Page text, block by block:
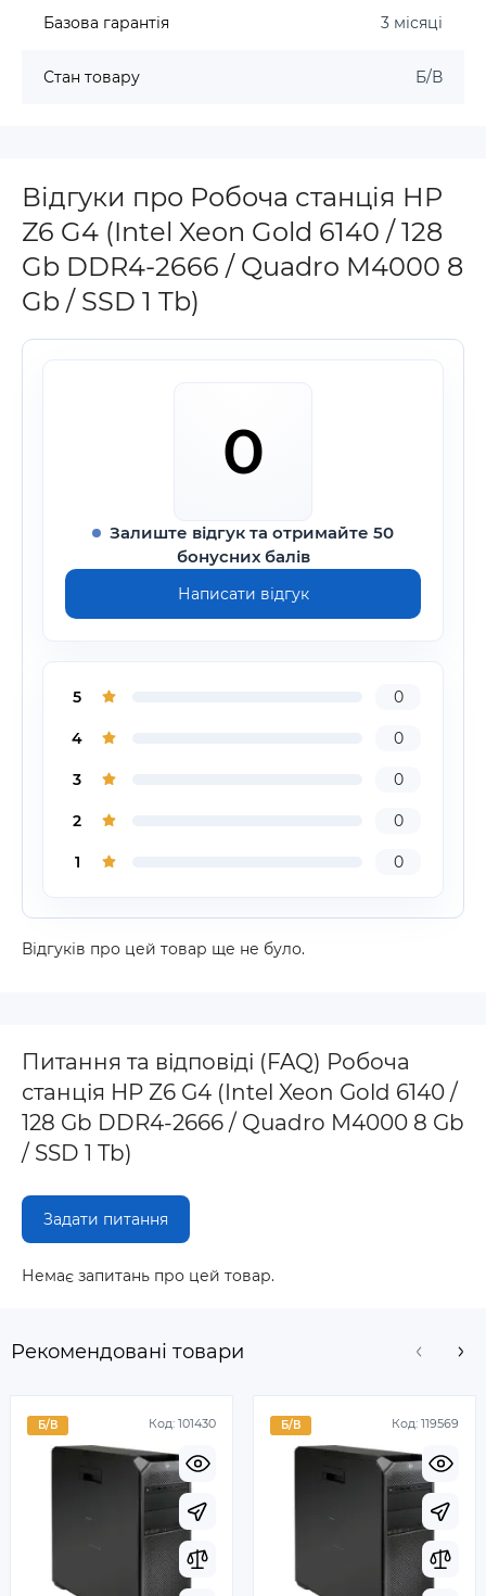
Базова гарантія 3 місяці
Стан товару Б/В
Відгуки про Робоча станція HP
Z6 G4 (Intel Xeon Gold 6140 / 128
Gb DDR4-2666 / Quadro M4000 8
Gb / SSD 1 Tb)
0
Залиште відгук та отримайте 50
бонусних балів
Написати відгук
5 0
4 0
3 0
2 0
1 0
Відгуків про цей товар ще не було.
Питання та відповіді (FAQ) Робоча
станція HP Z6 G4 (Intel Xeon Gold 6140 /
128 Gb DDR4-2666 / Quadro M4000 8 Gb
/ SSD 1 Tb)
Задати питання
Немає запитань про цей товар.
Рекомендовані товари
Б/В Код: 101430 Б/В Код: 119569